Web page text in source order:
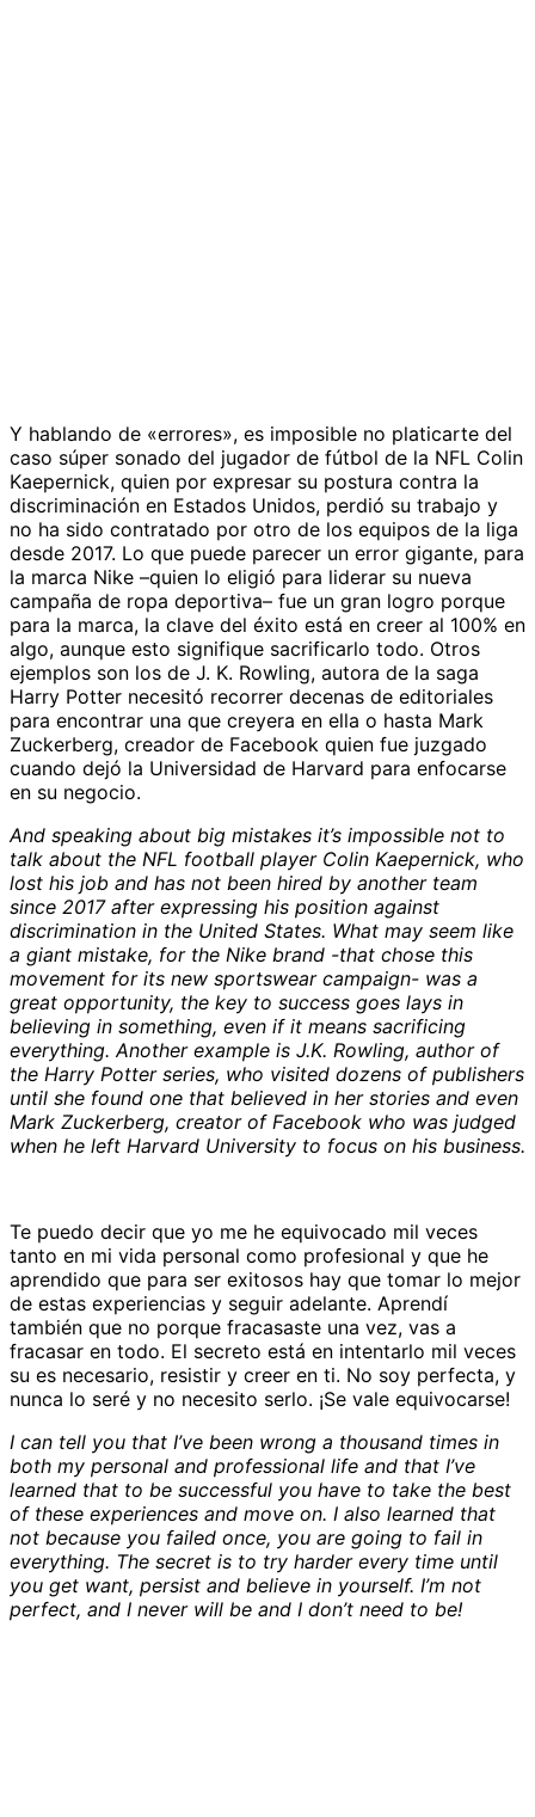
Y hablando de «errores», es imposible no platicarte del
caso súper sonado del jugador de fútbol de la NFL Colin
Kaepernick, quien por expresar su postura contra la
discriminación en Estados Unidos, perdió su trabajo y
no ha sido contratado por otro de los equipos de la liga
desde 2017. Lo que puede parecer un error gigante, para
la marca Nike –quien lo eligió para liderar su nueva
campaña de ropa deportiva– fue un gran logro porque
para la marca, la clave del éxito está en creer al 100% en
algo, aunque esto signifique sacrificarlo todo. Otros
ejemplos son los de J. K. Rowling, autora de la saga
Harry Potter necesitó recorrer decenas de editoriales
para encontrar una que creyera en ella o hasta Mark
Zuckerberg, creador de Facebook quien fue juzgado
cuando dejó la Universidad de Harvard para enfocarse
en su negocio.
And speaking about big mistakes it’s impossible not to
talk about the NFL football player Colin Kaepernick, who
lost his job and has not been hired by another team
since 2017 after expressing his position against
discrimination in the United States. What may seem like
a giant mistake, for the Nike brand -that chose this
movement for its new sportswear campaign- was a
great opportunity, the key to success goes lays in
believing in something, even if it means sacrificing
everything. Another example is J.K. Rowling, author of
the Harry Potter series, who visited dozens of publishers
until she found one that believed in her stories and even
Mark Zuckerberg, creator of Facebook who was judged
when he left Harvard University to focus on his business.
Te puedo decir que yo me he equivocado mil veces
tanto en mi vida personal como profesional y que he
aprendido que para ser exitosos hay que tomar lo mejor
de estas experiencias y seguir adelante. Aprendí
también que no porque fracasaste una vez, vas a
fracasar en todo. El secreto está en intentarlo mil veces
su es necesario, resistir y creer en ti. No soy perfecta, y
nunca lo seré y no necesito serlo. ¡Se vale equivocarse!
I can tell you that I’ve been wrong a thousand times in
both my personal and professional life and that I’ve
learned that to be successful you have to take the best
of these experiences and move on. I also learned that
not because you failed once, you are going to fail in
everything. The secret is to try harder every time until
you get want, persist and believe in yourself. I’m not
perfect, and I never will be and I don’t need to be!